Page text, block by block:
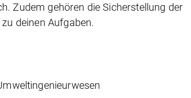
Zudem gehören die Sicherstellung der
deinen Aufgaben.